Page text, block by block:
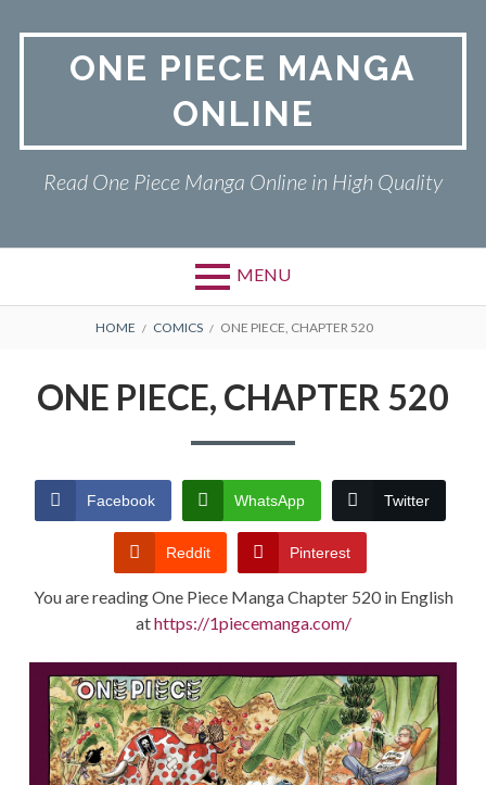
ONE PIECE MANGA
ONLINE
Read One Piece Manga Online in High Quality
MENU
Primary
ONE PIECE
TERMS AND
CONDITIONS
BREADCRUMBS
HOME COMICS ONE PIECE, CHAPTER 520
ONE PIECE, CHAPTER 520
Facebook WhatsApp Twitter
Reddit Pinterest
You are reading One Piece Manga Chapter 520 in English
athttps://1piecemanga.com/